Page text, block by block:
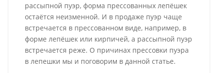
рассыпной пуэр, форма прессованных лепёшек
остаётся неизменной. И в продаже пуэр чаще
встречается в прессованном виде, например, в
форме лепёшек или кирпичей, а рассыпной пуэр
встречается реже. О причинах прессовки пуэра
в лепешки мы и поговорим в данной статье.